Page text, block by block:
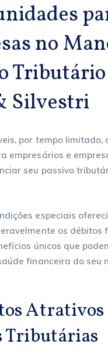
no
Silvestri
por tempo limitado,
empresários e
seu passivo
especiais
os débitos
únicos que
financeira do seu
Atrativos
Tributárias